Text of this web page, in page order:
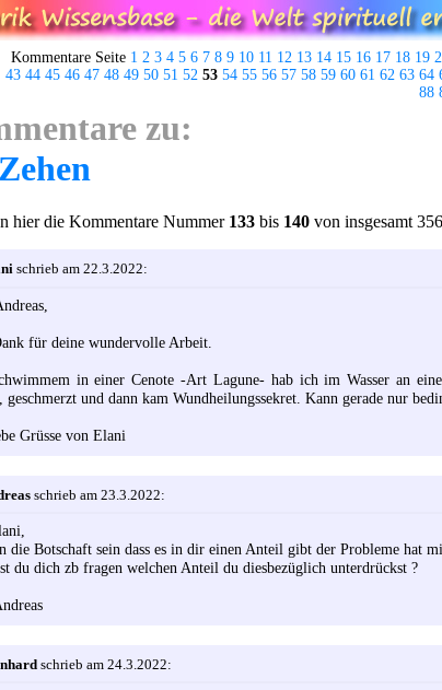
Kommentare Seite 1 2 3 4 5 6 7 8 9 10 11 12 13 14 15 16 17 18 19
43 44 45 46 47 48 49 50 51 52 53 54 55 56 57 58 59 60 61 62 63 64
88
zu:
hier die Kommentare Nummer 133 bis 140 von insgesamt
schrieb am 22.3.2022:
für deine wundervolle Arbeit.
in einer Cenote -Art Lagune- hab ich im Wasser an
geschmerzt und dann kam Wundheilungssekret. Kann gerade nur
Grüsse von Elani
schrieb am 23.3.2022:
die Botschaft sein dass es in dir einen Anteil gibt der Probleme hat
du dich zb fragen welchen Anteil du diesbezüglich unterdrückst ?
schrieb am 24.3.2022: